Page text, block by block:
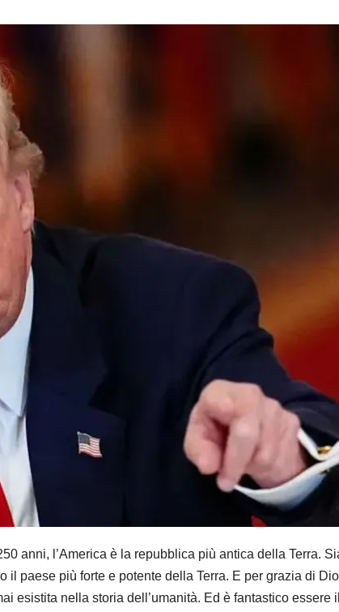
anni, l’America è la repubblica più antica della Terra.
il paese più forte e potente della Terra. E per grazia di
esistita nella storia dell’umanità. Ed è fantastico